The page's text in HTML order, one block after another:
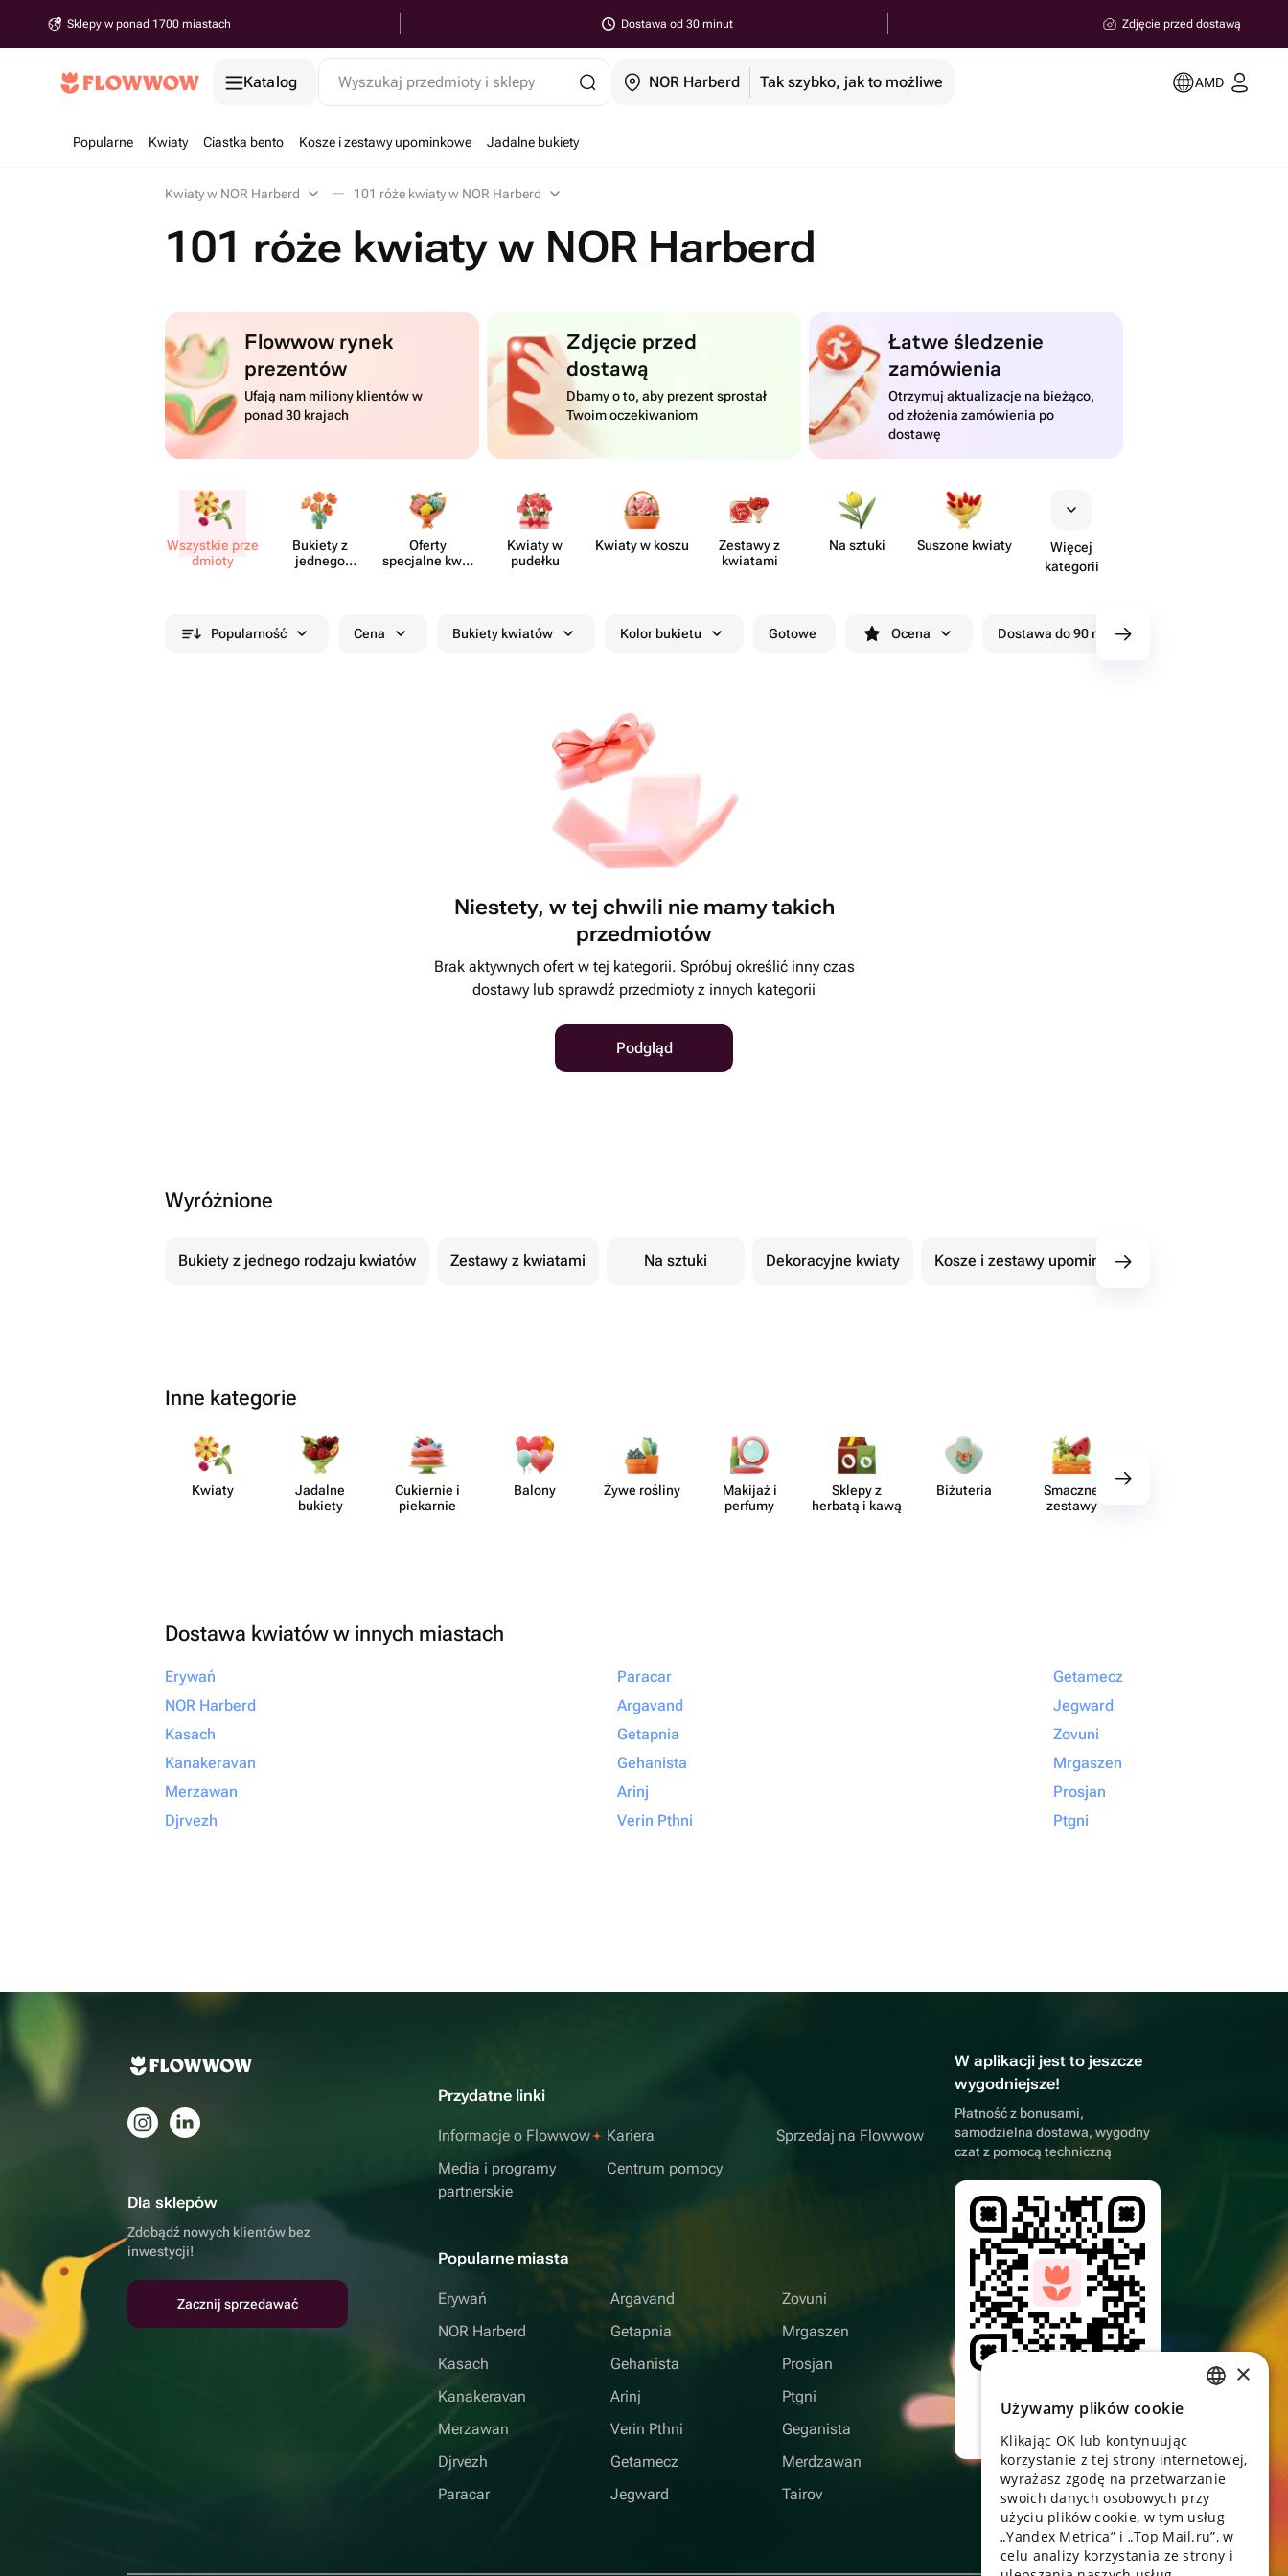
Sklepy w ponad 1700 miastach Dostawa od 30 minut Zdjęcie przed dostawą
Katalog Wyszukaj przedmioty i sklepy NOR Harberd Tak szybko, jak to możliwe AMD
Popularne Kwiaty Ciastka bento Kosze i zestawy upominkowe Jadalne bukiety
Kwiaty w NOR Harberd 101 róże kwiaty w NOR Harberd
101 róże kwiaty w NOR Harberd
Flowwow rynek
prezentów
Ufają nam miliony klientów w
ponad 30 krajach
Zdjęcie przed
dostawą
Dbamy o to, aby prezent sprostał
Twoim oczekiwaniom
Łatwe śledzenie
zamówienia
Otrzymuj aktualizacje na bieżąco,
od złożenia zamówienia po
dostawę
Wszystkie prze​
dmioty
Bukiety z
jednego
Oferty
specjalne kwia​
Kwiaty w
pudełku
Kwiaty w koszu
Zestawy z
kwiatami
Na sztuki Suszone kwiaty
Więcej
kategorii
Popularność Cena Bukiety kwiatów Kolor bukietu Gotowe Ocena Dostawa do 90 minut
Niestety, w tej chwili nie mamy takich
przedmiotów
Brak aktywnych ofert w tej kategorii. Spróbuj określić inny czas
dostawy lub sprawdź przedmioty z innych kategorii
Podgląd
Wyróżnione
Bukiety z jednego rodzaju kwiatów Zestawy z kwiatami Na sztuki Dekoracyjne kwiaty Kosze i zestawy upominkowe
Inne kategorie
Kwiaty
Jadalne
bukiety
Cukiernie i
piekarnie
Balony Żywe rośliny
Makijaż i
perfumy
Sklepy z
herbatą i kawą
Biżuteria
Smaczne
zestawy
Dostawa kwiatów w innych miastach
Erywań
NOR Harberd
Kasach
Kanakeravan
Merzawan
Djrvezh
Paracar
Argavand
Getapnia
Gehanista
Arinj
Verin Pthni
Getamecz
Jegward
Zovuni
Mrgaszen
Prosjan
Ptgni
Dla sklepów
Zdobądź nowych klientów bez
inwestycji!
Zacznij sprzedawać
Przydatne linki
Informacje o Flowwow
Media i programy
partnerskie
Kariera
Centrum pomocy
Sprzedaj na Flowwow
Popularne miasta
Erywań
NOR Harberd
Kasach
Kanakeravan
Merzawan
Djrvezh
Paracar
Argavand
Getapnia
Gehanista
Arinj
Verin Pthni
Getamecz
Jegward
Zovuni
Mrgaszen
Prosjan
Ptgni
Geganista
Merdzawan
Tairov
W aplikacji jest to jeszcze
wygodniejsze!
Płatność z bonusami,
samodzielna dostawa, wygodny
czat z pomocą techniczną
pobierz aplikację
UKRAINIAN
PORTUGUESE
SPANISH
×
Używamy plików cookie
Klikając OK lub kontynuując
korzystanie z tej strony internetowej,
wyrażasz zgodę na przetwarzanie
swoich danych osobowych przy
użyciu plików cookie, w tym usług
„Yandex Metrica” i „Top Mail.ru”, w
celu analizy korzystania ze strony i